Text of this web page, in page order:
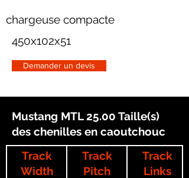
chargeuse compacte
450x102x51
Demander un devis
Mustang MTL 25.00 Taille(s)
des chenilles en caoutchouc
Track
Width
Track
Pitch
Track
Links